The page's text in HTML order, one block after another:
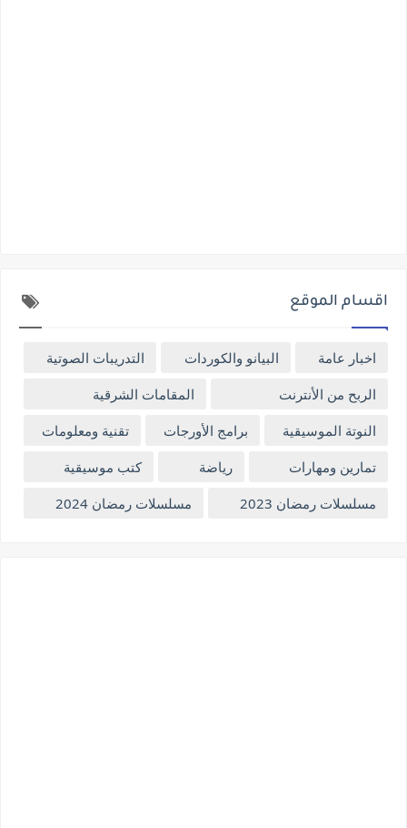
اقسام الموقع
اخبار عامة البيانو والكوردات
التدريبات الصوتية
الربح من الأنترنت
المقامات الشرقية
النوتة الموسيقية
برامج الأورجات
تقنية ومعلومات
تمارين ومهارات
رياضة
كتب موسيقية
مسلسلات رمضان 2023
مسلسلات رمضان 2024